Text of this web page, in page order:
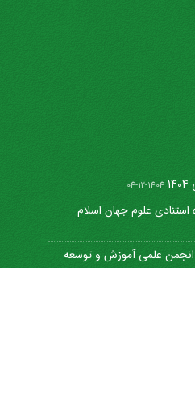
1404-12-04
استنادی علوم جهان اسلام
انجمن علمی آموزش و توسعه